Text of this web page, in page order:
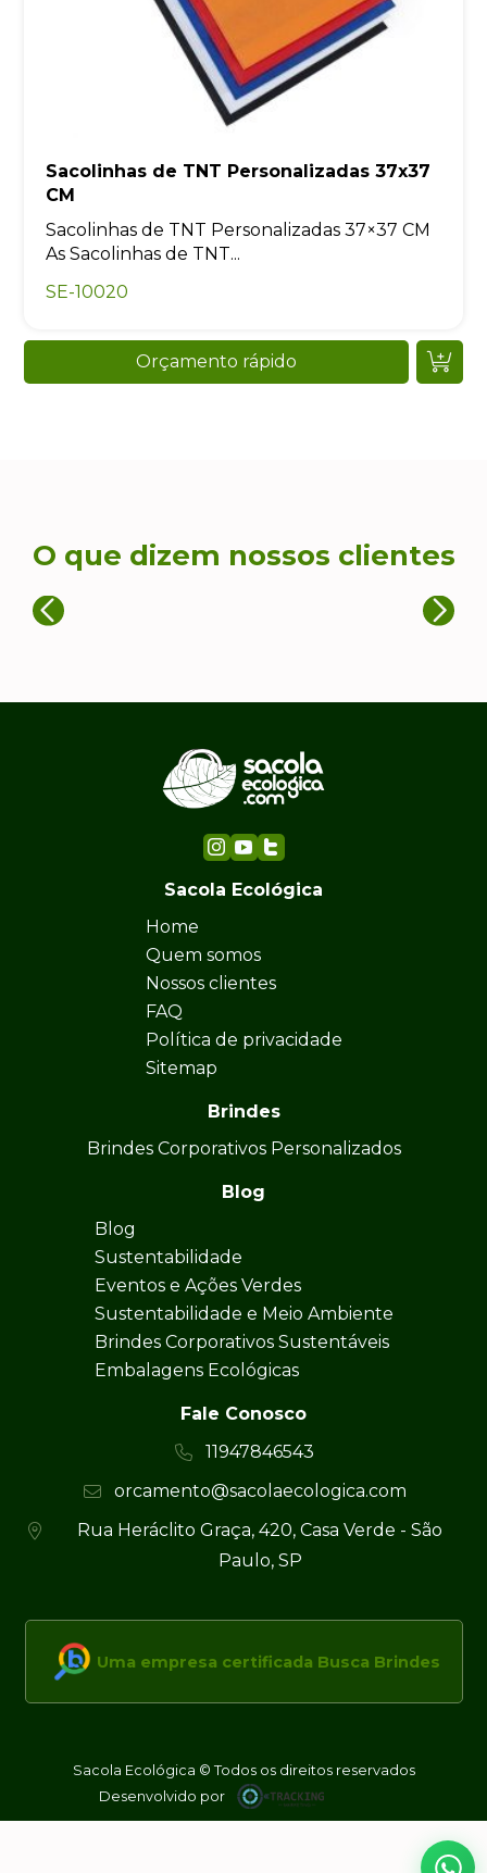
Sacolinhas de TNT Personalizadas 37x37
CM
Sacolinhas de TNT Personalizadas 37×37 CM
As Sacolinhas de TNT...
SE-10020
Orçamento rápido
O que dizem nossos clientes
Sacola Ecológica
Home
Quem somos
Nossos clientes
FAQ
Política de privacidade
Sitemap
Brindes
Brindes Corporativos Personalizados
Blog
Blog
Sustentabilidade
Eventos e Ações Verdes
Sustentabilidade e Meio Ambiente
Brindes Corporativos Sustentáveis
Embalagens Ecológicas
Fale Conosco
11947846543
orcamento@sacolaecologica.com
Rua Heráclito Graça, 420, Casa Verde - São
Paulo, SP
Uma empresa certificada Busca Brindes
Sacola Ecológica © Todos os direitos reservados
Desenvolvido por